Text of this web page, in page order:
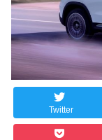
Twitter